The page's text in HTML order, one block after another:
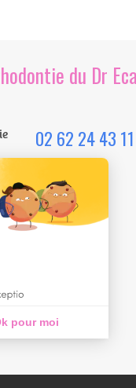
du Dr
02 62 24 43 11